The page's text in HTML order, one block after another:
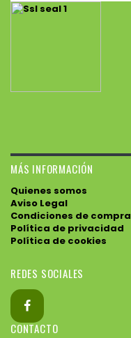
MÁS INFORMACIÓN
Quienes somos
Aviso Legal
Condiciones de compra
Política de privacidad
Política de cookies
REDES SOCIALES
CONTACTO